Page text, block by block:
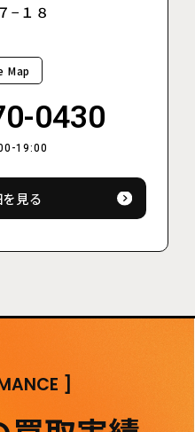
−１８
Map
0430
19:00
見る
]